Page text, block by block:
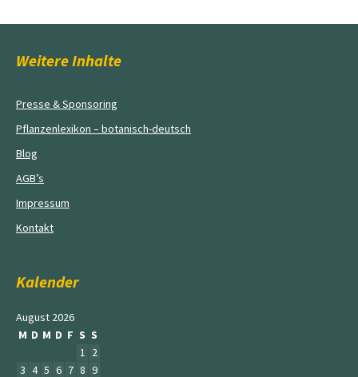
Weitere Inhalte
Presse & Sponsoring
Pflanzenlexikon – botanisch-deutsch
Blog
AGB’s
Impressum
Kontakt
Kalender
August 2026
M D M D F S S
1 2
3 4 5 6 7 8 9